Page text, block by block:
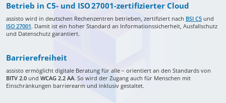
Betrieb in C5- und ISO 27001-zertifizierter Cloud
assisto wird in deutschen Rechenzentren betrieben, zertifiziert nach BSI C5 und
ISO 27001. Damit ist ein hoher Standard an Informationssicherheit, Ausfallschutz
und Datenschutz garantiert.
Barrierefreiheit
assisto ermöglicht digitale Beratung für alle – orientiert an den Standards von
BITV 2.0 und WCAG 2.2 AA. So wird der Zugang auch für Menschen mit
Einschränkungen barrierearm und inklusiv gestaltet.